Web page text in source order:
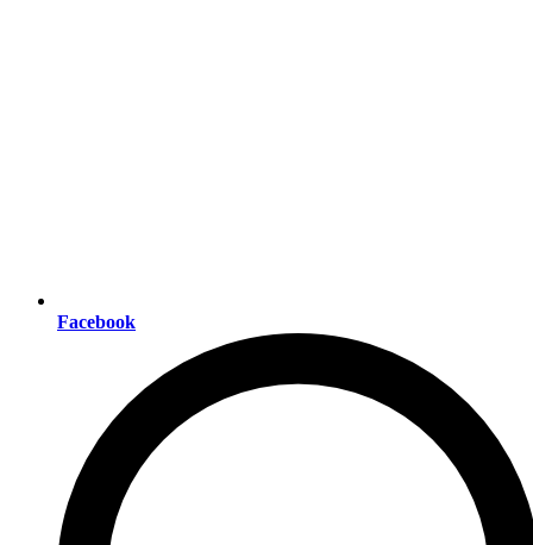
Facebook